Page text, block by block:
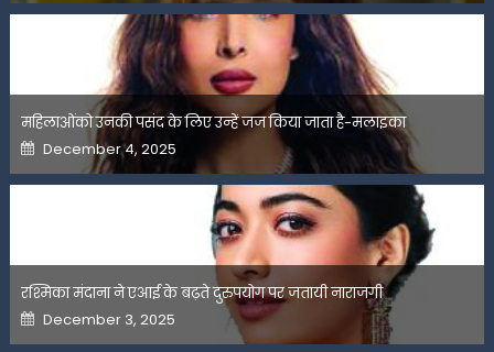
महिलाओंको उनकी पसंद के लिए उन्हें जज किया जाता है-मलाइका
Posted
on
December 4, 2025
रश्मिका मंदाना ने एआई के बढ़ते दुरुपयोग पर जतायी नाराजगी
Posted
on
December 3, 2025